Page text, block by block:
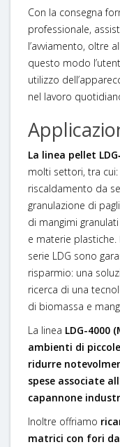
Con la consegna
professionale,
l’avviamento, oltre
questo modo
utilizzo
nel lavoro
La linea pellet
molti settori, tra
riscaldamento da
granulazione di
di mangimi
e materie plastiche.
serie LDG sono
risparmio: una
ricerca di una
di biomassa e
La linea LDG-4000
ambienti di
ridurre
spese associate
capannone
Inoltre offriamo
matrici con fori